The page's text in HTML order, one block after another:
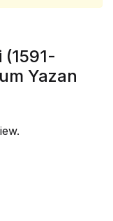
(1591-
Yazan